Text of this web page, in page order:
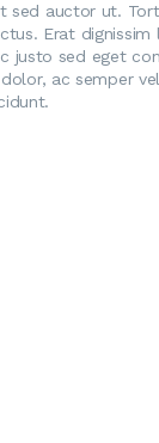
auctor ut.
Erat
justo sed eget
ac semper